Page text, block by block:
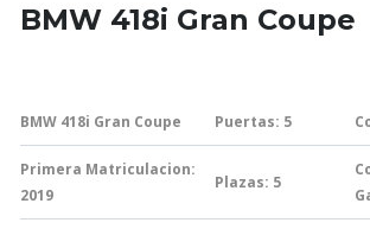
BMW 418i Gran Coupe
BMW 418i Gran Coupe Puertas: 5
Primera Matriculacion:
2019
Plazas: 5